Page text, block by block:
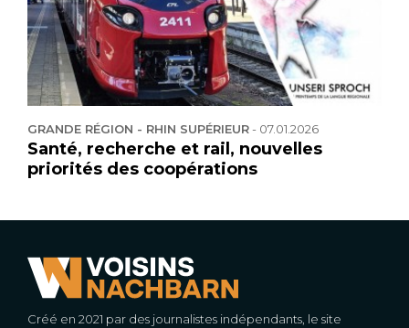
GRANDE RÉGION - RHIN SUPÉRIEUR- 07.01.2026
Santé, recherche et rail, nouvelles
priorités des coopérations
Créé en 2021 par des journalistes indépendants, le site